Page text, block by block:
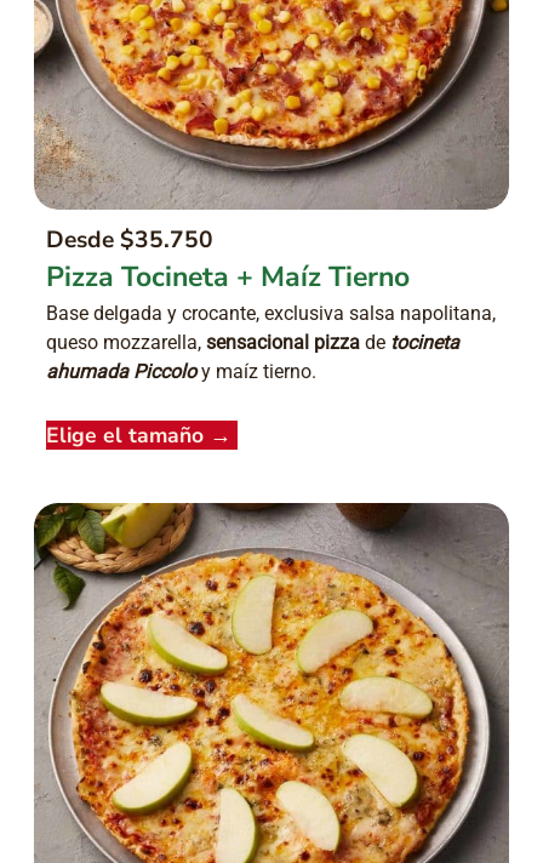
Desde $35.750
Pizza Tocineta + Maíz Tierno
Base delgada y crocante, exclusiva salsa napolitana,
queso mozzarella,sensacional pizza de tocineta
ahumada Piccoloy maíz tierno.
Elige el tamaño →